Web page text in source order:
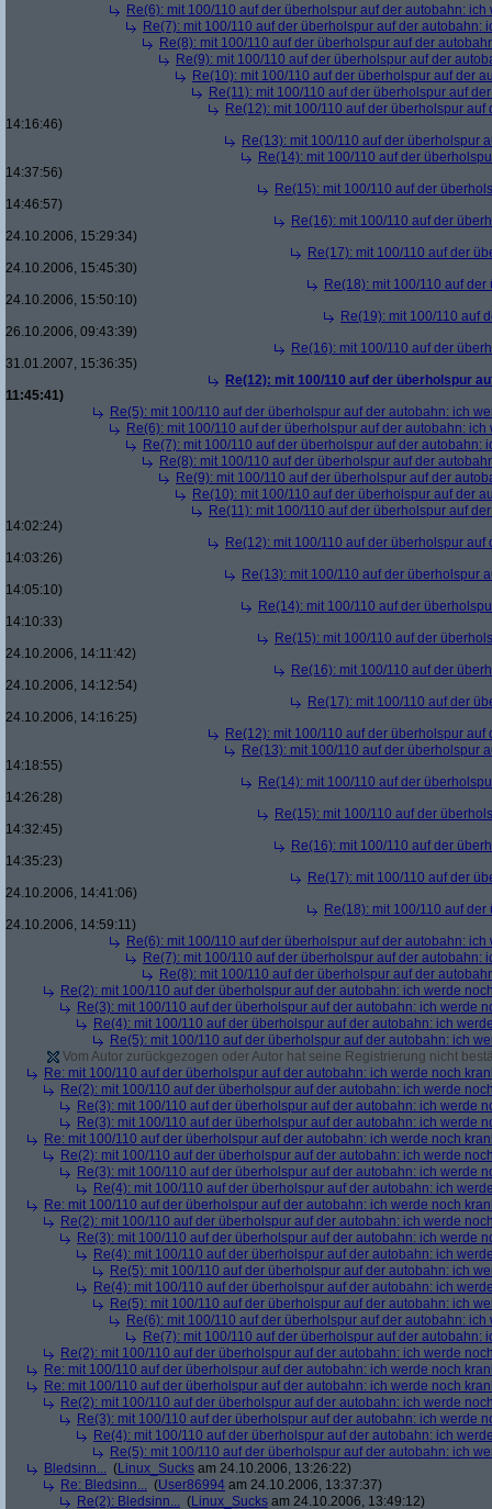
Re(6): mit 100/110 auf der überholspur auf der autobahn:
Re(7): mit 100/110 auf der überholspur auf der autobahn:
Re(8): mit 100/110 auf der überholspur auf der
Re(9): mit 100/110 auf der überholspur auf der
Re(10): mit 100/110 auf der überholspur auf der
Re(11): mit 100/110 auf der überholspur auf
Re(12): mit 100/110 auf der überholspur
14:16:46)
Re(13): mit 100/110 auf der überholspur
Re(14): mit 100/110 auf der
14:37:56)
Re(15): mit 100/110 auf der
14:46:57)
Re(16): mit 100/110 auf der
24.10.2006, 15:29:34)
Re(17): mit 100/110 auf der
24.10.2006, 15:45:30)
Re(18): mit 100/110 auf
24.10.2006, 15:50:10)
Re(19): mit 100/110 auf
26.10.2006, 09:43:39)
Re(16): mit 100/110 auf der
31.01.2007, 15:36:35)
Re(12): mit 100/110 auf der überholspur
11:45:41)
Re(5): mit 100/110 auf der überholspur auf der autobahn: ich
Re(6): mit 100/110 auf der überholspur auf der autobahn:
Re(7): mit 100/110 auf der überholspur auf der autobahn:
Re(8): mit 100/110 auf der überholspur auf der
Re(9): mit 100/110 auf der überholspur auf der
Re(10): mit 100/110 auf der überholspur auf der
Re(11): mit 100/110 auf der überholspur auf
14:02:24)
Re(12): mit 100/110 auf der überholspur
14:03:26)
Re(13): mit 100/110 auf der überholspur
14:05:10)
Re(14): mit 100/110 auf der
14:10:33)
Re(15): mit 100/110 auf der
24.10.2006, 14:11:42)
Re(16): mit 100/110 auf der
24.10.2006, 14:12:54)
Re(17): mit 100/110 auf der
24.10.2006, 14:16:25)
Re(12): mit 100/110 auf der überholspur
Re(13): mit 100/110 auf der überholspur
14:18:55)
Re(14): mit 100/110 auf der
14:26:28)
Re(15): mit 100/110 auf der
14:32:45)
Re(16): mit 100/110 auf der
14:35:23)
Re(17): mit 100/110 auf der
24.10.2006, 14:41:06)
Re(18): mit 100/110 auf
24.10.2006, 14:59:11)
Re(6): mit 100/110 auf der überholspur auf der autobahn:
Re(7): mit 100/110 auf der überholspur auf der autobahn:
Re(8): mit 100/110 auf der überholspur auf der
Re(2): mit 100/110 auf der überholspur auf der autobahn: ich werde
Re(3): mit 100/110 auf der überholspur auf der autobahn: ich werde
Re(4): mit 100/110 auf der überholspur auf der autobahn: ich
Re(5): mit 100/110 auf der überholspur auf der autobahn: ich
Vom Autor zurückgezogen oder Autor hat seine Registrierung nicht
Re: mit 100/110 auf der überholspur auf der autobahn: ich werde noch
Re(2): mit 100/110 auf der überholspur auf der autobahn: ich werde
Re(3): mit 100/110 auf der überholspur auf der autobahn: ich werde
Re(3): mit 100/110 auf der überholspur auf der autobahn: ich werde
Re: mit 100/110 auf der überholspur auf der autobahn: ich werde noch
Re(2): mit 100/110 auf der überholspur auf der autobahn: ich werde
Re(3): mit 100/110 auf der überholspur auf der autobahn: ich werde
Re(4): mit 100/110 auf der überholspur auf der autobahn: ich
Re: mit 100/110 auf der überholspur auf der autobahn: ich werde noch
Re(2): mit 100/110 auf der überholspur auf der autobahn: ich werde
Re(3): mit 100/110 auf der überholspur auf der autobahn: ich werde
Re(4): mit 100/110 auf der überholspur auf der autobahn: ich
Re(5): mit 100/110 auf der überholspur auf der autobahn: ich
Re(4): mit 100/110 auf der überholspur auf der autobahn: ich
Re(5): mit 100/110 auf der überholspur auf der autobahn: ich
Re(6): mit 100/110 auf der überholspur auf der autobahn:
Re(7): mit 100/110 auf der überholspur auf der autobahn:
Re(2): mit 100/110 auf der überholspur auf der autobahn: ich werde
Re: mit 100/110 auf der überholspur auf der autobahn: ich werde noch
Re: mit 100/110 auf der überholspur auf der autobahn: ich werde noch
Re(2): mit 100/110 auf der überholspur auf der autobahn: ich werde
Re(3): mit 100/110 auf der überholspur auf der autobahn: ich werde
Re(4): mit 100/110 auf der überholspur auf der autobahn: ich
Re(5): mit 100/110 auf der überholspur auf der autobahn: ich
Bledsinn... (Linux_Sucks am 24.10.2006, 13:26:22)
Re: Bledsinn... (User86994 am 24.10.2006, 13:37:37)
Re(2): Bledsinn... (Linux_Sucks am 24.10.2006, 13:49:12)